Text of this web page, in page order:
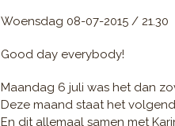
Woensdag 08-07-2015 / 21.30
Good day everybody!
Maandag 6 juli was het dan
Deze maand staat het
En dit allemaal samen met